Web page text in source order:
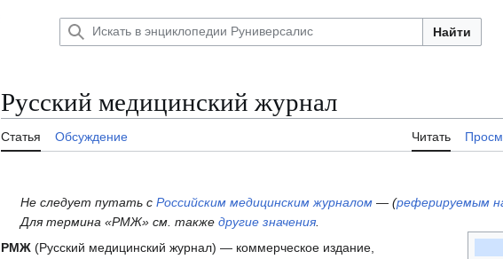
Найти
Русский медицинский журнал
Статья Обсуждение Читать
Не следует путать сРоссийским медицинским журналом — (реферируемым
Для термина «РМЖ» см. такжедругие значения
РМЖ (Русский медицинский журнал) — коммерческое издание,